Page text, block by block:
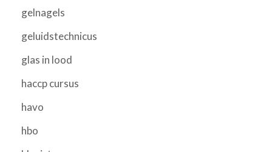
gelnagels
geluidstechnicus
glas in lood
haccp cursus
havo
hbo